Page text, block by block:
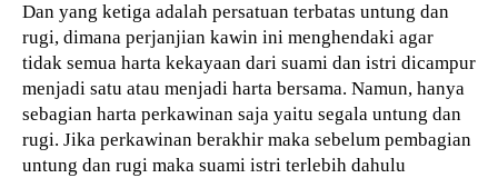
Dan yang ketiga adalah persatuan terbatas untung dan
rugi, dimana perjanjian kawin ini menghendaki agar
tidak semua harta kekayaan dari suami dan istri dicampur
menjadi satu atau menjadi harta bersama. Namun, hanya
sebagian harta perkawinan saja yaitu segala untung dan
rugi. Jika perkawinan berakhir maka sebelum pembagian
untung dan rugi maka suami istri terlebih dahulu